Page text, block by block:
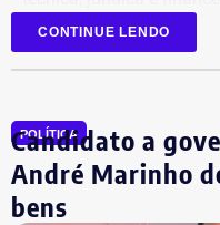
antes da retomada dos
entrega terão novas
a Artesanal
CONTINUE LENDO
POLÍTICA
Candidato a
André Marinho
bens